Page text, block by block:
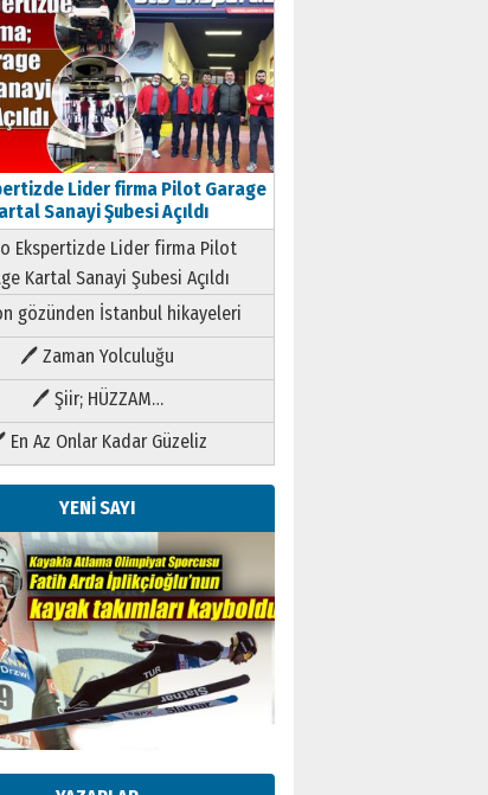
Lider firma Pilot Garage
Sanayi Şubesi Açıldı
Ekspertizde Lider firma Pilot
Kartal Sanayi Şubesi Açıldı
gözünden İstanbul hikayeleri
🖊 Zaman Yolculuğu
🖊 Şiir; HÜZZAM…
Az Onlar Kadar Güzeliz
YENİ SAYI
Kenan GÜLERCİ
Metin Külünk: Aileyi Korumak
Geleceği Korumaktır